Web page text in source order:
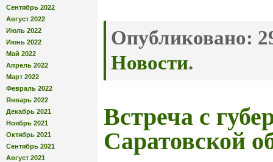
Сентябрь 2022
Август 2022
Июль 2022
Июнь 2022
Май 2022
Апрель 2022
Март 2022
Февраль 2022
Январь 2022
Декабрь 2021
Ноябрь 2021
Октябрь 2021
Сентябрь 2021
Август 2021
Опубликовано:
Новости.
Встреча с
Саратовской